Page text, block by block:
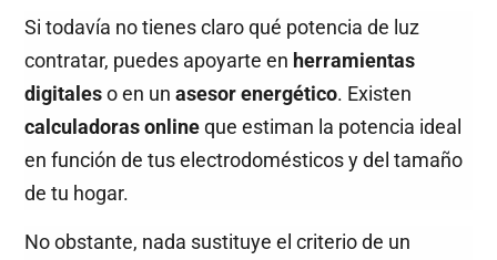
Si todavía no tienes claro qué potencia de luz
contratar, puedes apoyarte en herramientas
digitaleso en unasesor energético. Existen
calculadoras onlineque estiman la potencia ideal
en función de tus electrodomésticos y del tamaño
de tu hogar.
No obstante, nada sustituye el criterio de un